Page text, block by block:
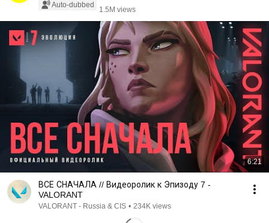
Auto-dubbed
1.5M views
6:21
ВСЕ СНАЧАЛА // Видеоролик к Эпизоду 7 -
VALORANT
VALORANT - Russia & CIS • 234K views